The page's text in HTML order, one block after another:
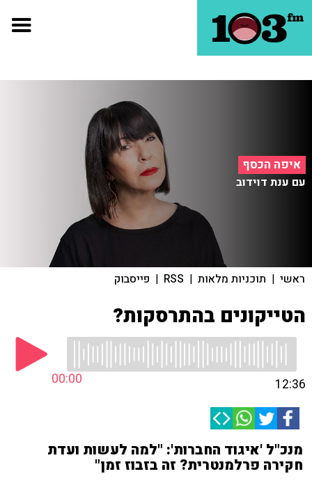
איפה הכסף
עם ענת דוידוב
ראשי | תוכניות מלאות |
RSS
| פייסבוק
הטייקונים בהתרסקות?
00:00 12:36
מנכ"ל 'איגוד החברות': "למה לעשות ועדת
חקירה פרלמנטרית? זה בזבוז זמן"